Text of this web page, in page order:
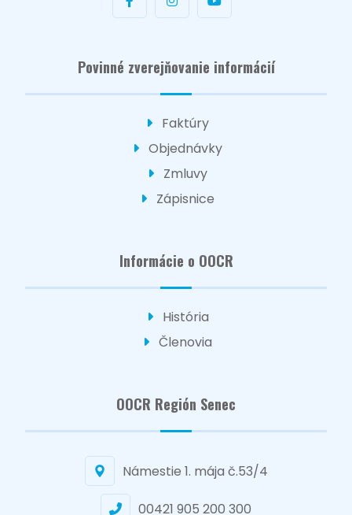
Povinné zverejňovanie informácií
Faktúry
Objednávky
Zmluvy
Zápisnice
Informácie o OOCR
História
Členovia
OOCR Región Senec
Námestie 1. mája č.53/4
00421 905 200 300